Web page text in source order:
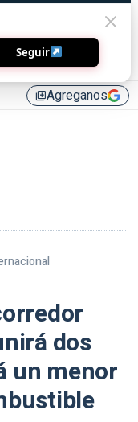
library_addAgreganos
dos
un menor
Seguir